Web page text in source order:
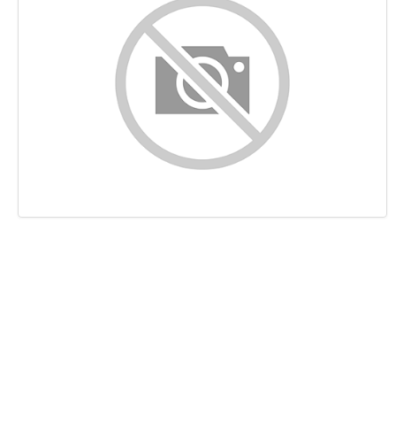
Palabras Claves (Keywords)
Usabilidad
Documento